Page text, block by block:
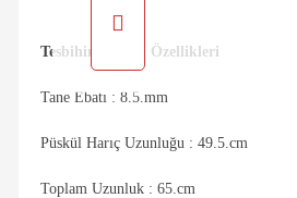
Tesbihin Teknik Özellikleri
Tane Ebatı : 8.5.mm
Püskül Harıç Uzunluğu : 49.5.cm
Toplam Uzunluk : 65.cm